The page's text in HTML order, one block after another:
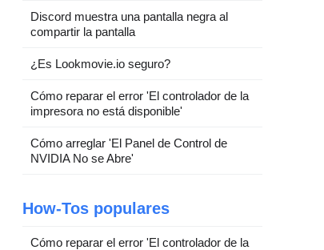
Discord muestra una pantalla negra al
compartir la pantalla
¿Es Lookmovie.io seguro?
Cómo reparar el error 'El controlador de la
impresora no está disponible'
Cómo arreglar 'El Panel de Control de
NVIDIA No se Abre'
How-Tos populares
Cómo reparar el error 'El controlador de la